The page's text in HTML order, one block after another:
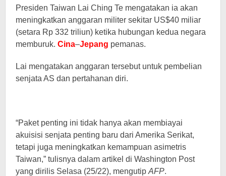
Presiden Taiwan Lai Ching Te mengatakan ia akan
meningkatkan anggaran militer sekitar US$40 miliar
(setara Rp 332 triliun) ketika hubungan kedua negara
memburuk. Cina–Jepang pemanas.
Lai mengatakan anggaran tersebut untuk pembelian
senjata AS dan pertahanan diri.
“Paket penting ini tidak hanya akan membiayai
akuisisi senjata penting baru dari Amerika Serikat,
tetapi juga meningkatkan kemampuan asimetris
Taiwan,” tulisnya dalam artikel di Washington Post
yang dirilis Selasa (25/22), mengutip AFP.